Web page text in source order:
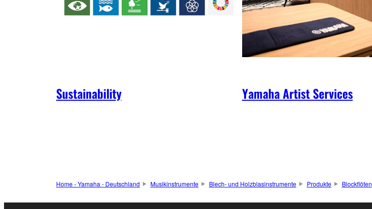
Sustainability Yamaha Artist Services
Home - Yamaha - Deutschland Musikinstrumente Blech- und Holzblasinstrumente Produkte Blockflöten